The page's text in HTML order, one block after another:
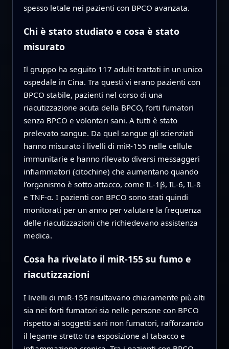
spesso letale nei pazienti con BPCO avanzata.
Chi è stato studiato e cosa è stato
misurato
Il gruppo ha seguito 117 adulti trattati in un unico
ospedale in Cina. Tra questi vi erano pazienti con
BPCO stabile, pazienti nel corso di una
riacutizzazione acuta della BPCO, forti fumatori
senza BPCO e volontari sani. A tutti è stato
prelevato sangue. Da quel sangue gli scienziati
hanno misurato i livelli di miR-155 nelle cellule
immunitarie e hanno rilevato diversi messaggeri
infiammatori (citochine) che aumentano quando
l’organismo è sotto attacco, come IL-1β, IL-6, IL-8
e TNF-α. I pazienti con BPCO sono stati quindi
monitorati per un anno per valutare la frequenza
delle riacutizzazioni che richiedevano assistenza
medica.
Cosa ha rivelato il miR-155 su fumo e
riacutizzazioni
I livelli di miR-155 risultavano chiaramente più alti
sia nei forti fumatori sia nelle persone con BPCO
rispetto ai soggetti sani non fumatori, rafforzando
il legame stretto tra esposizione al tabacco e